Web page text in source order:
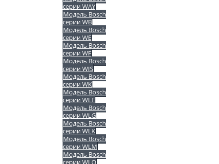
серии WAY
Модель Bosch
серии WB
Модель Bosch
серии WE
Модель Bosch
серии WF
Модель Bosch
серии WIS
Модель Bosch
серии WK
Модель Bosch
серии WLF
Модель Bosch
серии WLG
Модель Bosch
серии WLK
Модель Bosch
серии WLM
Модель Bosch
серии WLO